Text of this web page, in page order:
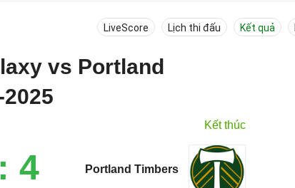
LiveScore Lịch thi đấu Kết quả
vs Portland
Kết thúc
4 Portland Timbers